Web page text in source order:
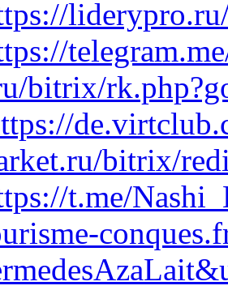
bitrix/
bitrix/
t.me/